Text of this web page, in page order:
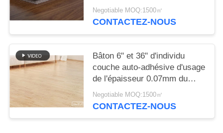
plancher 2.0mm de PVC LVT
Negotiable MOQ:1500㎡
CONTACTEZ-NOUS
Bâton 6" et 36" d'individu
couche auto-adhésive d'usage
de l'épaisseur 0.07mm du
plancher 2.0mm de PVC LVT
Negotiable MOQ:1500㎡
CONTACTEZ-NOUS